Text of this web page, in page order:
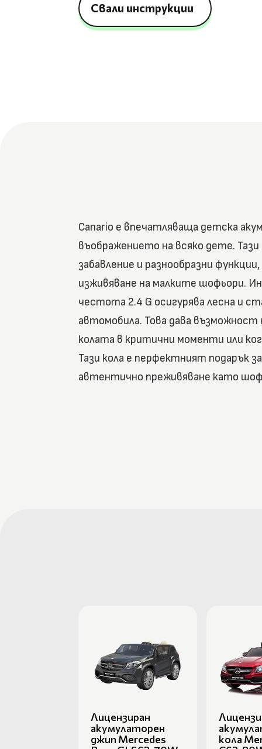
Свали инструкции
Canario е впечатляваща детска
въображението на всяко дете.
забавление и разнообразни
изживяване на малките шофьори.
честота 2.4 G осигурява лесна и
автомобила. Това дава
колата в критични моменти или
Тази кола е перфектният подарък
автентично преживяване като
Лицензиран
акумулаторен
джип Mercedes
кола